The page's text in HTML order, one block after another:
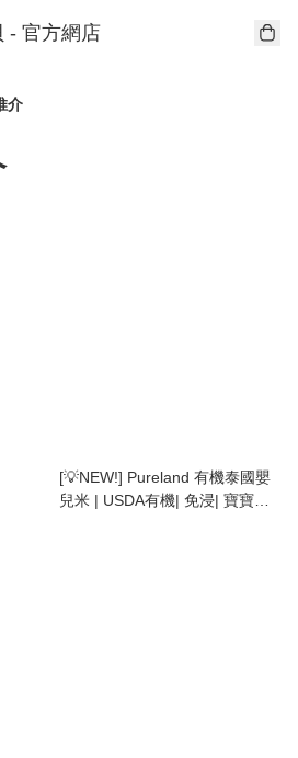
- 官方網店
介
[💡NEW!] Pureland 有機泰國嬰
兒米 | USDA有機| 免浸| 寶寶副